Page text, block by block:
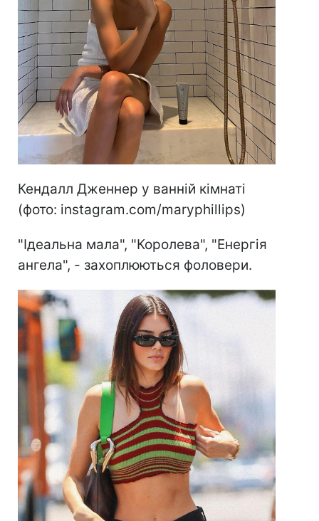
Кендалл Дженнер у ванній кімнаті
(фото: instagram.com/maryphillips)
"Ідеальна мала", "Королева", "Енергія
ангела", - захоплюються фоловери.